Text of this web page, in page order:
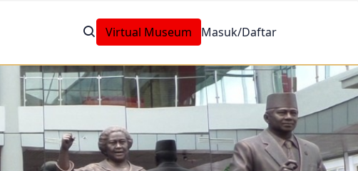
Virtual Museum Masuk/Daftar